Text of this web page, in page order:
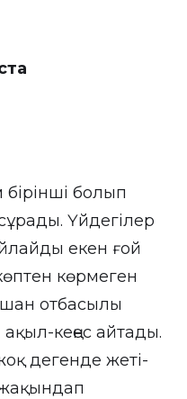
болып
Үйдегілер
екен ғой
көрмеген
отбасылы
кеңес айтады.
дегенде жеті-
жақындап